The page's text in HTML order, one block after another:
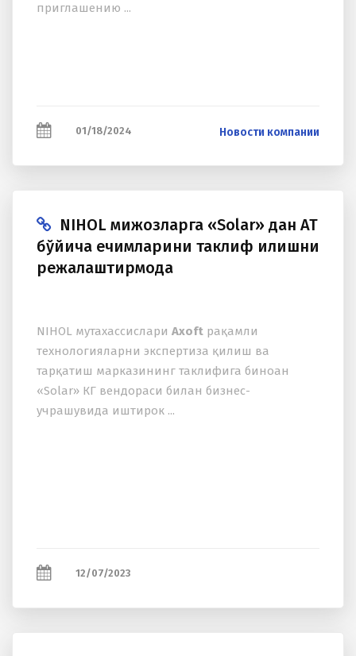
приглашению ...
01/18/2024 Новости компании
NIHOL мижозларга «Solar» дан АТ
бўйича ечимларини таклиф қилишни
режалаштирмоқда
NIHOL мутаxассислари Axoft рақамли
теxнологияларни экспертиза қилиш ва
тарқатиш марказининг таклифига биноан
«Solar» КГ вендораси билан бизнес-
учрашувида иштирок ...
12/07/2023